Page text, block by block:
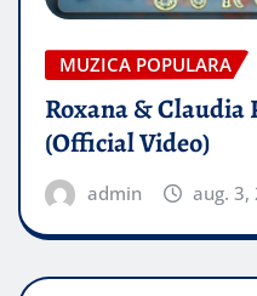
MUZICA POPULARA
Roxana & Claudia
(Official Video)
admin aug. 3,